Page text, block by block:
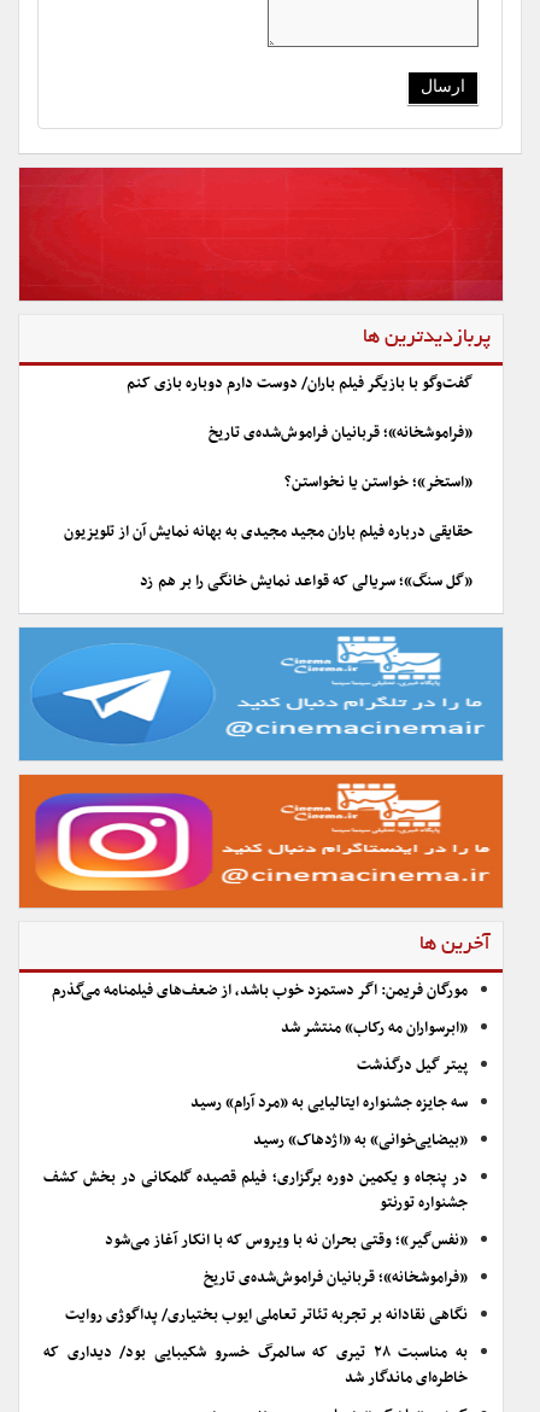
پربازدیدترین ها
گفت‌وگو با بازیگر فیلم باران/ دوست دارم دوباره بازی کنم
«فراموشخانه»؛ قربانیان فراموش‌شده‌ی تاریخ
«استخر»؛ خواستن یا نخواستن؟
حقایقی درباره فیلم باران مجید مجیدی به بهانه نمایش آن از تلویزیون
«گل سنگ»؛ سریالی که قواعد نمایش خانگی را بر هم زد
آخرین ها
مورگان فریمن: اگر دستمزد خوب باشد، از ضعف‌های فیلمنامه می‌گذرم
«ابرسواران مه رکاب» منتشر شد
پیتر گیل درگذشت
سه جایزه جشنواره ایتالیایی به «مرد آرام» رسید
«بیضایی‌خوانی» به «اژدهاک» رسید
در پنجاه و یکمین دوره برگزاری؛ فیلم قصیده گلمکانی در بخش کشف
جشنواره تورنتو
«نفس‌گیر»؛ وقتی بحران نه با ویروس که با انکار آغاز می‌شود
«فراموشخانه»؛ قربانیان فراموش‌شده‌ی تاریخ
نگاهی نقادانه بر تجربه تئاتر تعاملی ایوب بختیاری/ پداگوژی روایت
به مناسبت ۲۸ تیری که سالمرگ خسرو شکیبایی بود/ دیداری که
خاطره‌ای ماندگار شد